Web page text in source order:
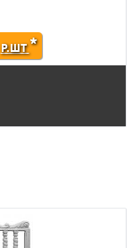
Р.ШТ*